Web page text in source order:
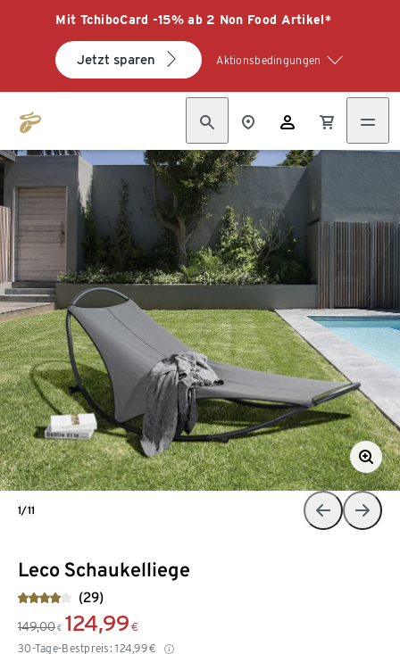
Mit TchiboCard -15% ab 2 Non Food Artikel*
Jetzt sparen Aktionsbedingungen
Leco Schaukelliege
(29)
149,00 € 124,99 €
30-Tage-Bestpreis: 124,99€
1/11